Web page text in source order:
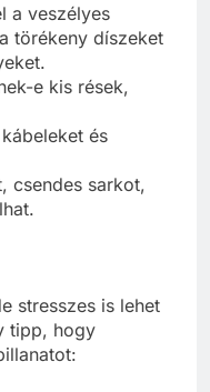
a veszélyes
törékeny díszeket
e kis rések,
és
csendes sarkot,
stresszes is lehet
tipp, hogy